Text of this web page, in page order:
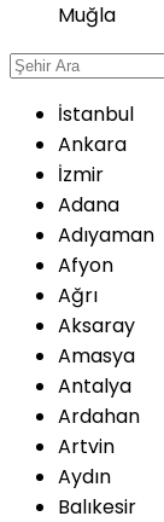
Muğla
İstanbul
Ankara
İzmir
Adana
Adıyaman
Afyon
Ağrı
Aksaray
Amasya
Antalya
Ardahan
Artvin
Aydın
Balıkesir